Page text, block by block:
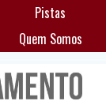
Pistas
Quem Somos